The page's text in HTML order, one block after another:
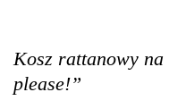
Kosz rattanowy na
please!”